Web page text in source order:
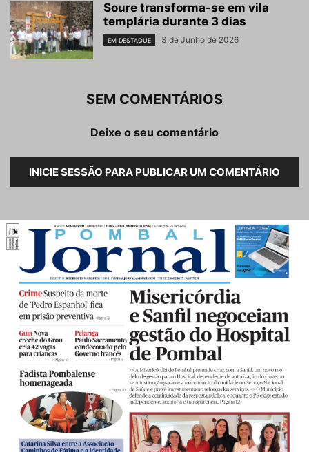
Soure transforma-se em vila
templária durante 3 dias
EM DESTAQUE 3 de Junho de 2026
SEM COMENTÁRIOS
Deixe o seu comentário
INICIE SESSÃO PARA PUBLICAR UM COMENTÁRIO